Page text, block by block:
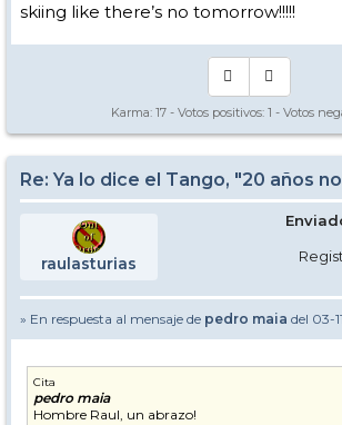
skiing like there’s no tomorrow!!!!!
Karma: 17 - Votos positivos: 1 - Votos
Re: Ya lo dice el Tango, "20 años
raulasturias
» En respuesta al mensaje de pedro maia del 03-
Cita
pedro maia
Hombre Raul, un abrazo!